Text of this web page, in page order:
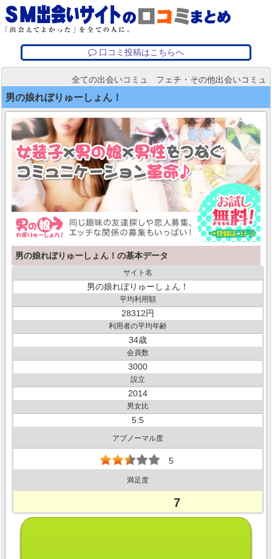
口コミ投稿はこちらへ
フェチ・その他出会いコミュ
全ての出会いコミュ
男の娘れぼりゅーしょん！
男の娘れぼりゅーしょん！の基本データ
サイト名
男の娘れぼりゅーしょん！
平均利用額
28312
利用者の平均年齢
34
会員数
3000
設立
2014
男女比
5:5
アブノーマル度
5
満足度
7